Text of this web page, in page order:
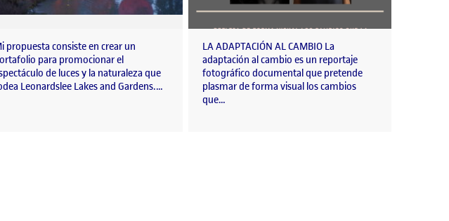
propuesta consiste en crear un
para promocionar el
de luces y la naturaleza que
Leonardslee Lakes and Gardens.…
LA ADAPTACIÓN AL CAMBIO La
adaptación al cambio es un reportaje
fotográfico documental que pretende
plasmar de forma visual los cambios
que…
BANCO IMÁGENES AFA